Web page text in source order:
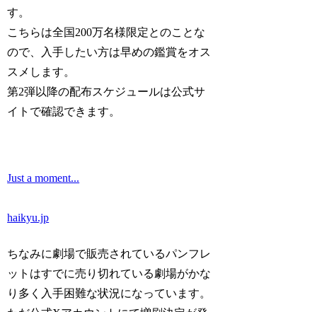
す。
こちらは全国200万名様限定とのことな
ので、入手したい方は早めの鑑賞をオス
スメします。
第2弾以降の配布スケジュールは公式サ
イトで確認できます。
Just a moment...
haikyu.jp
ちなみに劇場で販売されているパンフレ
ットはすでに売り切れている劇場がかな
り多く入手困難な状況になっています。